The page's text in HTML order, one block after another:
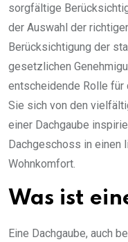
sorgfältige
der Auswahl der
Berücksichtigung der
gesetzlichen
entscheidende Rolle für
Sie sich von den
einer Dachgaube
Dachgeschoss in einen
Wohnkomfort.
Was ist
Eine Dachgaube, auch